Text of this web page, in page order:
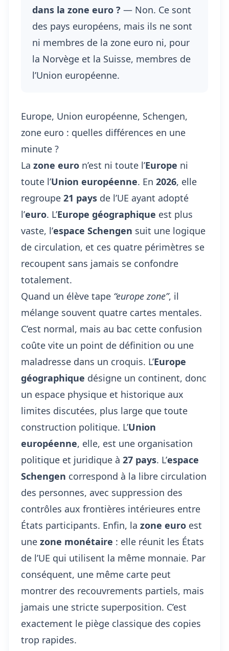
dans la zone euro ? — Non. Ce sont
des pays européens, mais ils ne sont
ni membres de la zone euro ni, pour
la Norvège et la Suisse, membres de
l’Union européenne.
Europe, Union européenne, Schengen,
zone euro : quelles différences en une
minute ?
La zone euro n’est ni toute l’Europe ni
toute l’Union européenne. En 2026, elle
regroupe 21 pays de l’UE ayant adopté
l’euro. L’Europe géographique est plus
vaste, l’espace Schengen suit une logique
de circulation, et ces quatre périmètres se
recoupent sans jamais se confondre
totalement.
Quand un élève tape “europe zone”, il
mélange souvent quatre cartes mentales.
C’est normal, mais au bac cette confusion
coûte vite un point de définition ou une
maladresse dans un croquis. L’Europe
géographique désigne un continent, donc
un espace physique et historique aux
limites discutées, plus large que toute
construction politique. L’Union
européenne, elle, est une organisation
politique et juridique à 27 pays. L’espace
Schengen correspond à la libre circulation
des personnes, avec suppression des
contrôles aux frontières intérieures entre
États participants. Enfin, la zone euro est
une zone monétaire : elle réunit les États
de l’UE qui utilisent la même monnaie. Par
conséquent, une même carte peut
montrer des recouvrements partiels, mais
jamais une stricte superposition. C’est
exactement le piège classique des copies
trop rapides.